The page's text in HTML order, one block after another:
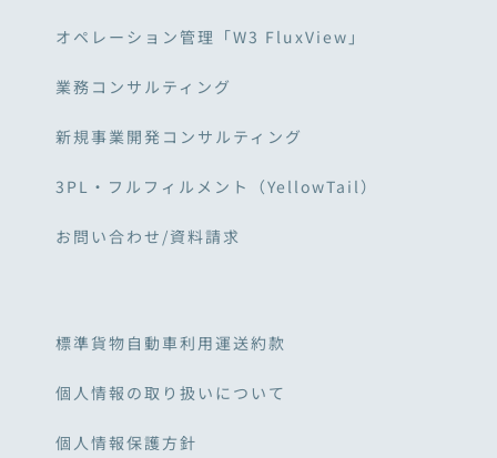
オペレーション管理「W3 FluxView」
業務コンサルティング
新規事業開発コンサルティング
3PL・フルフィルメント（YellowTail）
お問い合わせ/資料請求
標準貨物自動車利用運送約款
個人情報の取り扱いについて
個人情報保護方針